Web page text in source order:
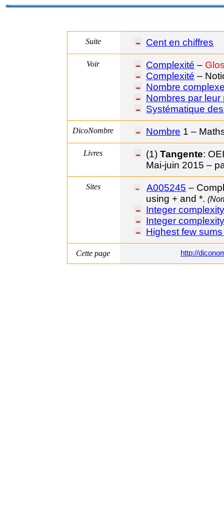
Suite Cent en chiffres
Voir Complexité –
Complexité –
Nombre
Nombres par leur
Systématique
DicoNombre Nombre 1 –
Livres (1)Tangente:
Mai-juin 2015 –
Sites A005245 –
using + and *.(
Integer
Integer
Highest few
Cette page http://